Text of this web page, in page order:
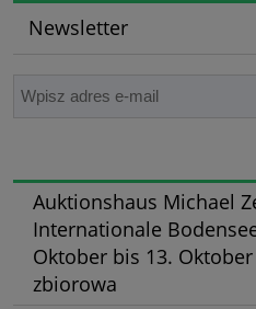
Newsletter
Auktionshaus Michael
Internationale
Oktober bis 13.
zbiorowa